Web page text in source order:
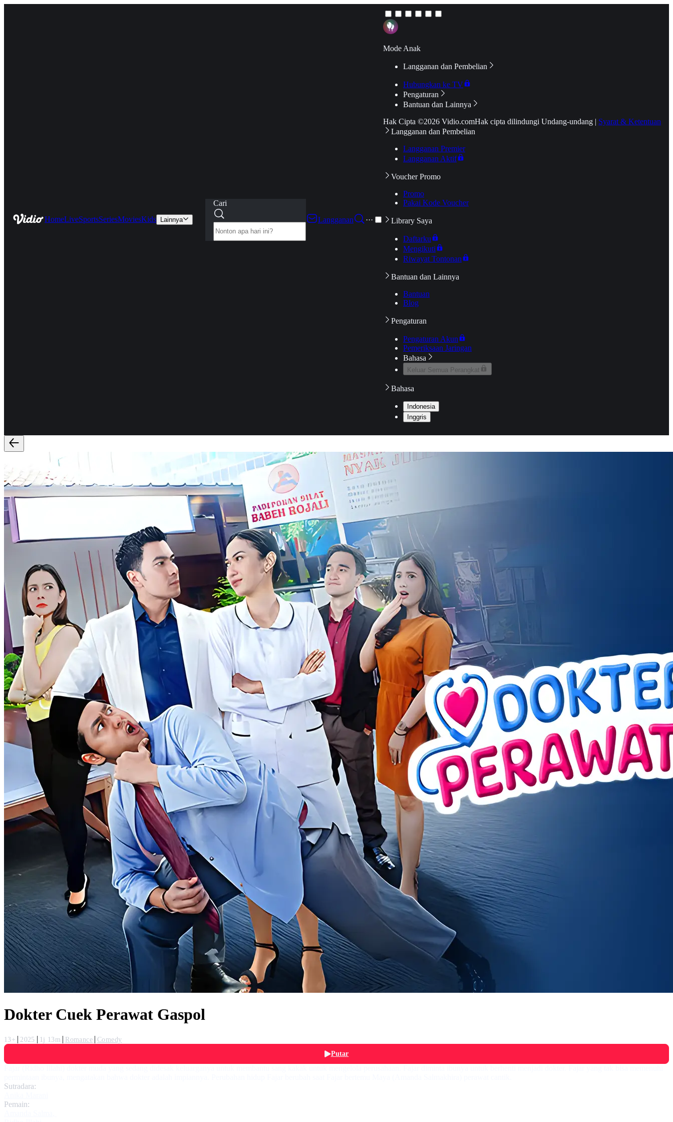
HomeLiveSportsSeriesMoviesKids Lainnya
Cari
Langganan
···
Mode Anak
Langganan dan Pembelian
Hubungkan ke TV
Pengaturan
Bantuan dan Lainnya
Hak Cipta ©2026 Vidio.comHak cipta dilindungi Undang-undang | Syarat & Ketentuan
Langganan dan Pembelian
Langganan Premier
Langganan Aktif
Voucher Promo
Promo
Pakai Kode Voucher
Library Saya
Daftarku
Mengikuti
Riwayat Tontonan
Bantuan dan Lainnya
Bantuan
Blog
Pengaturan
Pengaturan Akun
Pemeriksaan Jaringan
Bahasa
Keluar Semua Perangkat
Bahasa
Indonesia
Inggris
Dokter Cuek Perawat Gaspol
13+ 2025 1j 13m Romance
Comedy
Putar
Sutradara:
Pemain: